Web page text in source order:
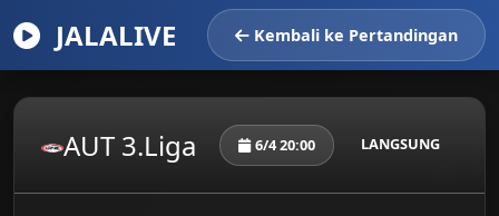
JALALIVE Kembali ke Pertandingan
AUT 3.Liga 6/4 20:00 LANGSUNG